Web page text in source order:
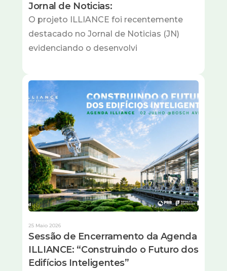
Jornal de Noticias:
O projeto ILLIANCE foi recentemente
destacado no Jornal de Noticias (JN)
evidenciando o desenvolvi
Imagem
25 Maio 2026
Sessão de Encerramento da Agenda
ILLIANCE: “Construindo o Futuro dos
Edifícios Inteligentes”